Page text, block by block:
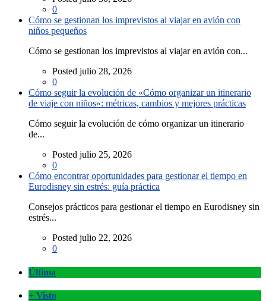
0
Cómo se gestionan los imprevistos al viajar en avión con
niños pequeños
Cómo se gestionan los imprevistos al viajar en avión con...
Posted julio 28, 2026
0
Cómo seguir la evolución de «Cómo organizar un itinerario
de viaje con niños»: métricas, cambios y mejores prácticas
Cómo seguir la evolución de cómo organizar un itinerario
de...
Posted julio 25, 2026
0
Cómo encontrar oportunidades para gestionar el tiempo en
Eurodisney sin estrés: guía práctica
Consejos prácticos para gestionar el tiempo en Eurodisney sin
estrés...
Posted julio 22, 2026
0
Última
+ Visto